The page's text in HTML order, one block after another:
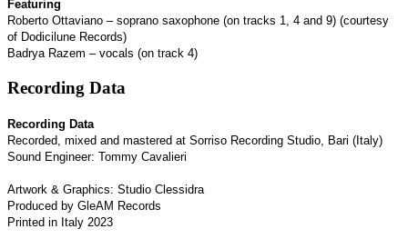
Featuring
Roberto Ottaviano – soprano saxophone (on tracks 1, 4 and 9) (courtesy
of Dodicilune Records)
Badrya Razem – vocals (on track 4)
Recording Data
Recording Data
Recorded, mixed and mastered at Sorriso Recording Studio, Bari (Italy)
Sound Engineer: Tommy Cavalieri
Artwork & Graphics: Studio Clessidra
Produced by GleAM Records
Printed in Italy 2023